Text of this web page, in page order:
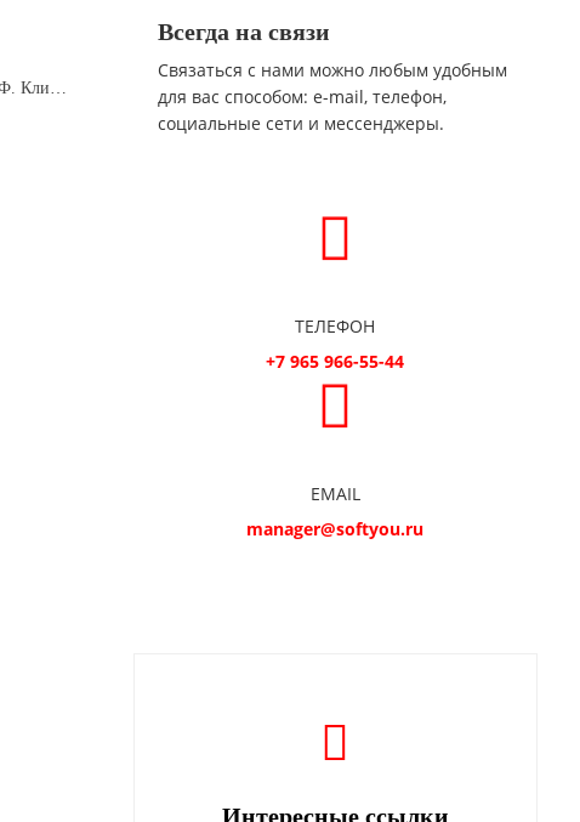
Всегда на связи
Связаться с нами можно любым удобным
для вас способом: e-mail, телефон,
социальные сети и мессенджеры.
ТЕЛЕФОН
+7 965 966-55-44
EMAIL
manager@softyou.ru
Интересные ссылки
1С:Предприятие 8 ПРОФ. Клиентская лицензия на 1 рабочее место. Коробочная поставка